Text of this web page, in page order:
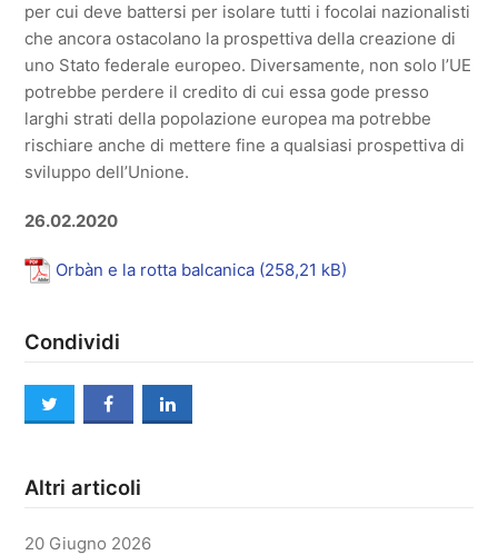
per cui deve battersi per isolare tutti i focolai nazionalisti
che ancora ostacolano la prospettiva della creazione di
uno Stato federale europeo. Diversamente, non solo l’UE
potrebbe perdere il credito di cui essa gode presso
larghi strati della popolazione europea ma potrebbe
rischiare anche di mettere fine a qualsiasi prospettiva di
sviluppo dell’Unione.
26.02.2020
Orbàn e la rotta balcanica
Condividi
twitter facebooklinkedin
Altri articoli
20 Giugno 2026